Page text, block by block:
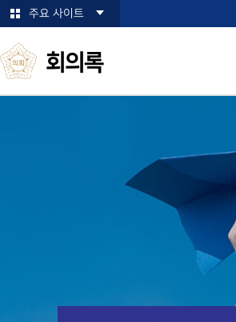
본문바로가기
주요 사이트
회의록